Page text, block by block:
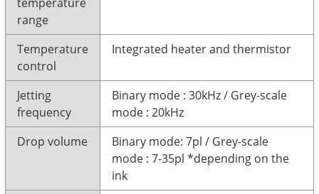
range
Temperature
control
Integrated heater and thermistor
Jetting
frequency
Binary mode : 30kHz / Grey-scale
mode : 20kHz
Drop volume
Binary mode: 7pl / Grey-scale
mode : 7-35pl *depending on the
ink